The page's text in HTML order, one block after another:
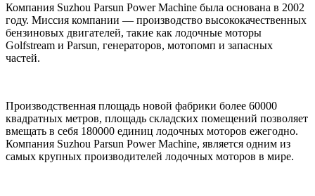
Компания Suzhou Parsun Power Machine была основана в 2002
году. Миссия компании — производство высококачественных
бензиновых двигателей, такие как лодочные моторы
Golfstream и Parsun, генераторов, мотопомп и запасных
частей.
Производственная площадь новой фабрики более 60000
квадратных метров, площадь складских помещений позволяет
вмещать в себя 180000 единиц лодочных моторов ежегодно.
Компания Suzhou Parsun Power Machine, является одним из
самых крупных производителей лодочных моторов в мире.